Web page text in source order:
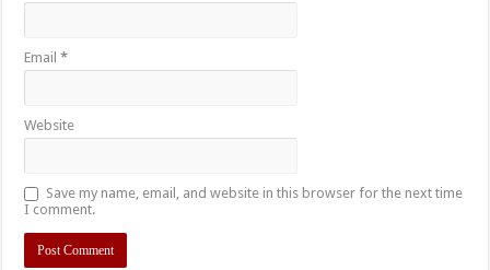
Email*
Website
Save my name, email, and website in this browser for the next time
I comment.